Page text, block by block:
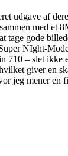
udgave af
med
gode
NIght-
– slet
giver en
jeg mener